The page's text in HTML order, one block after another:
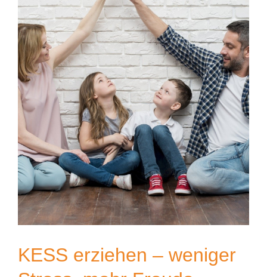
KESS erziehen – weniger